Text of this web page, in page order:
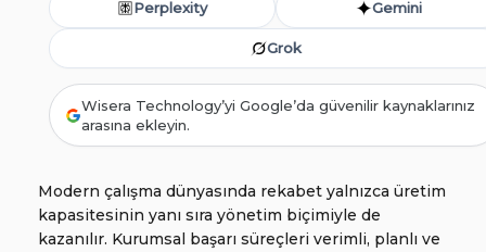
Perplexity Gemini
Grok
Wisera Technology’yi Google’da güvenilir kaynaklarınız
arasına ekleyin.
Modern çalışma dünyasında rekabet yalnızca üretim
kapasitesinin yanı sıra yönetim biçimiyle de
kazanılır. Kurumsal başarı süreçleri verimli, planlı ve